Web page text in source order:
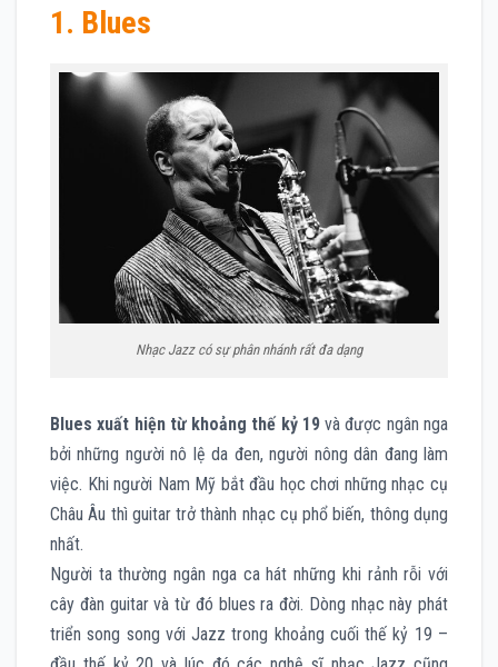
1. Blues
Nhạc Jazz có sự phân nhánh rất đa dạng
Blues xuất hiện từ khoảng thế kỷ 19và được ngân nga
bởi những người nô lệ da đen, người nông dân đang làm
việc. Khi người Nam Mỹ bắt đầu học chơi những nhạc cụ
Châu Âu thì guitar trở thành nhạc cụ phổ biến, thông dụng
nhất.
Người ta thường ngân nga ca hát những khi rảnh rỗi với
cây đàn guitar và từ đó blues ra đời. Dòng nhạc này phát
triển song song với Jazz trong khoảng cuối thế kỷ 19 –